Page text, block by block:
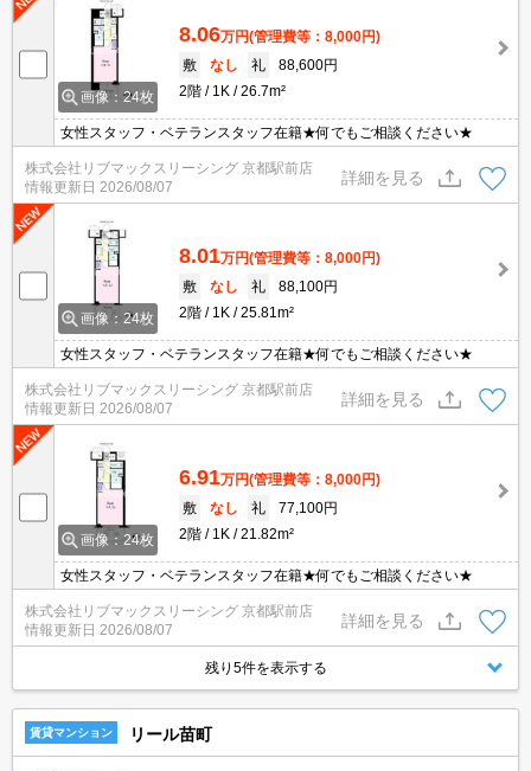
画像：24枚
8.06万円(管理費等：8,000円)
敷
なし 礼
88,600円
2階
1K 26.7m²
女性スタッフ・ベテランスタッフ在籍★何でもご相談ください★
株式会社リブマックスリーシング 京都駅前店
情報更新日 2026/08/07
詳細を見る
画像：24枚
8.01万円(管理費等：8,000円)
敷
なし 礼
88,100円
2階
1K 25.81m²
女性スタッフ・ベテランスタッフ在籍★何でもご相談ください★
株式会社リブマックスリーシング 京都駅前店
情報更新日 2026/08/07
詳細を見る
画像：24枚
6.91万円(管理費等：8,000円)
敷
なし 礼
77,100円
2階
1K 21.82m²
女性スタッフ・ベテランスタッフ在籍★何でもご相談ください★
株式会社リブマックスリーシング 京都駅前店
情報更新日 2026/08/07
詳細を見る
残り5件を表示する
賃貸マンション リール苗町